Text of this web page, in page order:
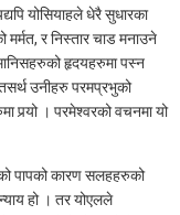
योसियाहले धेरै सुधारका
मर्मत, र निस्तार चाड मनाउने
हृदयहरुमा पस्‍न
उनीहरु परमप्रभुको
पर्‍यो । परमेश्‍वरको वचनमा यो
पापको कारण सलहहरुको
न्याय हो । तर योएलले